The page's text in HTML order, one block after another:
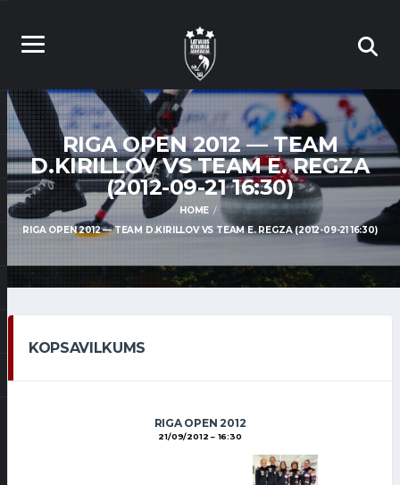
RIGA OPEN 2012 — TEAM
D.KIRILLOV VS TEAM E. REGZA
(2012-09-21 16:30)
HOME
RIGA OPEN 2012 — TEAM D.KIRILLOV VS TEAM E. REGZA (2012-09-21 16:30)
KOPSAVILKUMS
RIGA OPEN 2012
21/09/2012 16:30